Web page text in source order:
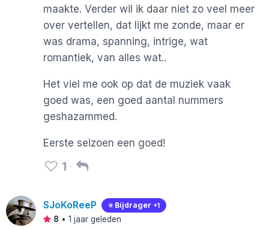
maakte. Verder wil ik daar niet zo veel meer
over vertellen, dat lijkt me zonde, maar er
was drama, spanning, intrige, wat
romantiek, van alles wat..
Het viel me ook op dat de muziek vaak
goed was, een goed aantal nummers
geshazammed.
Eerste seizoen een goed!
1
SJoKoReeP ⭐️ Bijdrager +1
8 • 1 jaar geleden